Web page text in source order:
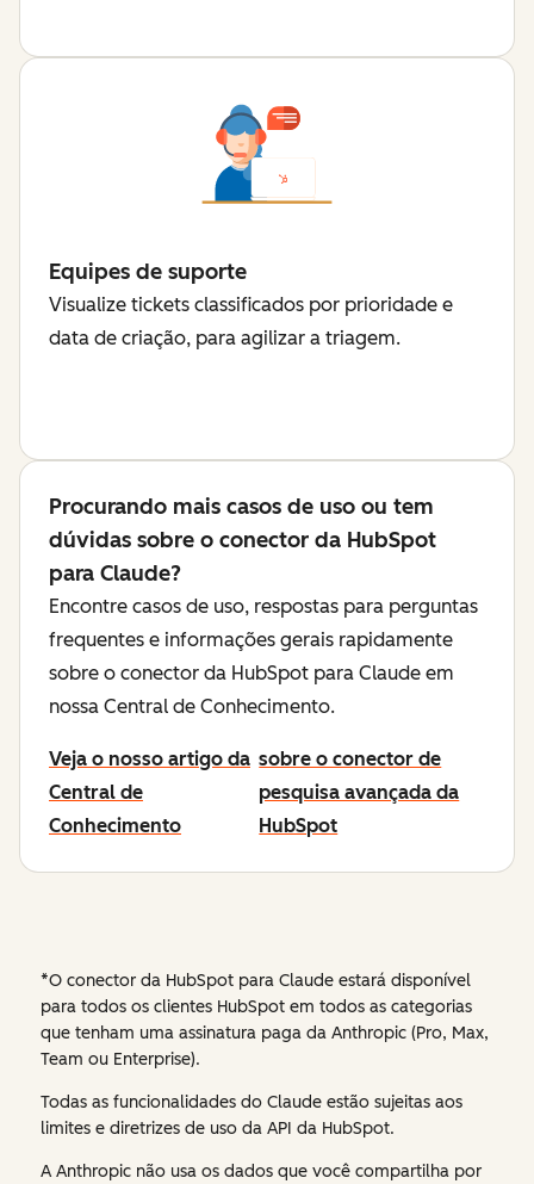
Equipes de suporte
Visualize tickets classificados por prioridade e
data de criação, para agilizar a triagem.
Procurando mais casos de uso ou tem
dúvidas sobre o conector da HubSpot
para Claude?
Encontre casos de uso, respostas para perguntas
frequentes e informações gerais rapidamente
sobre o conector da HubSpot para Claude em
nossa Central de Conhecimento.
Veja o nosso artigo da
Central de
Conhecimento
sobre o conector de
pesquisa avançada da
HubSpot
*O conector da HubSpot para Claude estará disponível
para todos os clientes HubSpot em todos as categorias
que tenham uma assinatura paga da Anthropic (Pro, Max,
Team ou Enterprise).
Todas as funcionalidades do Claude estão sujeitas aos
limites e diretrizes de uso da API da HubSpot.
A Anthropic não usa os dados que você compartilha por